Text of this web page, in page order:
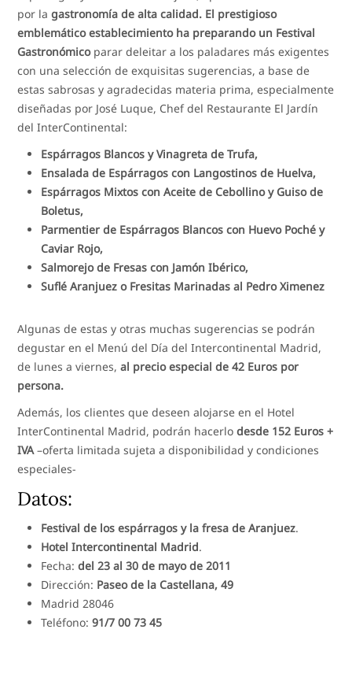
por lagastronomía de alta calidad. El prestigioso
emblemático establecimiento ha preparando un Festival
Gastronómicoparar deleitar a los paladares más exigentes
con una selección de exquisitas sugerencias, a base de
estas sabrosas y agradecidas materia prima, especialmente
diseñadas por José Luque, Chef del Restaurante El Jardín
del InterContinental:
Espárragos Blancos y Vinagreta de Trufa,
Ensalada de Espárragos con Langostinos de Huelva,
Espárragos Mixtos con Aceite de Cebollino y Guiso de
Boletus,
Parmentier de Espárragos Blancos con Huevo Poché y
Caviar Rojo,
Salmorejo de Fresas con Jamón Ibérico,
Suflé Aranjuez o Fresitas Marinadas al Pedro Ximenez
Algunas de estas y otras muchas sugerencias se podrán
degustar en el Menú del Día del Intercontinental Madrid,
de lunes a viernes,al precio especial de 42 Euros por
persona.
Además, los clientes que deseen alojarse en el Hotel
InterContinental Madrid, podrán hacerlodesde 152 Euros +
IVA –oferta limitada sujeta a disponibilidad y condiciones
especiales-
Datos:
Festival de los espárragos y la fresa de Aranjuez.
Hotel Intercontinental Madrid.
Fecha:del 23 al 30 de mayo de 2011
Dirección: Paseo de la Castellana, 49
Madrid 28046
Teléfono:91/7 00 73 45